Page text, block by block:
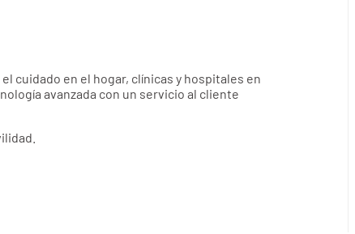
cuidado en el hogar, clínicas y hospitales en
avanzada con un servicio al cliente